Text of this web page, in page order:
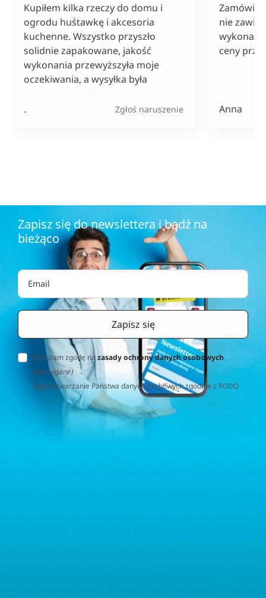
Kupiłem kilka rzeczy do domu i
ogrodu huśtawkę i akcesoria
kuchenne. Wszystko przyszło
solidnie zapakowane, jakość
wykonania przewyższyła moje
oczekiwania, a wysyłka była
naprawdę szybka. Do tego ceny
bardzo konkurencyjne, szczególnie
. Zgłoś naruszenie
nie
ceny
Anna
Zapisz się do newslettera i bądź na
bieżąco
Wyrażam zgodę nazasady ochrony danych osobowych.
(wymagane)
Za przetwarzanie Państwa danych osobowych zgodnie z RODO
(Rozporządzenie o Ochronie Danych Osobowych) odpowiedzialna
jest firma Home&Decor Sp. z o.o., Instalatorów 17/108, 02-237
Warszawa, Polska, NIP: PL5223059837 („Administrator”). W